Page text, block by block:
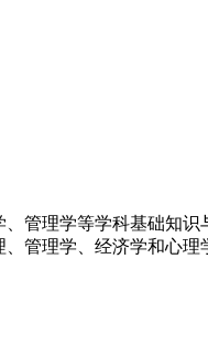
管理学等学科基础知
管理学、经济学和心